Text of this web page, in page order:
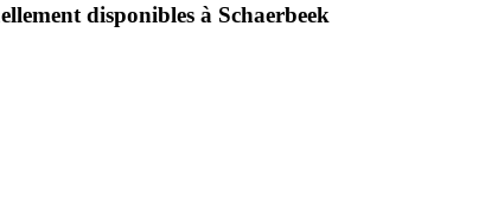
disponibles à Schaerbeek